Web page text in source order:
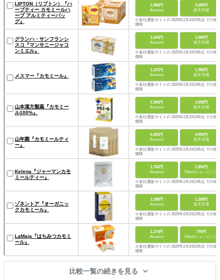
LIPTON（リプトン）『ハ
ーブティー カモミールハ
ーブ アルミティーバッ
グ』
2,450円
Amazon
3,289円
楽天市場
※各社通販サイトの 2025年2月24日時点 での税
価格
グランハ・サンフランシ
スコ『マンサニージャコ
ンミエル』
1,620円
Amazon
1,080円
楽天市場
※各社通販サイトの 2025年2月24日時点 での税
価格
メスマー『カモミール』
1,137円
Amazon
1,395円
楽天市場
※各社通販サイトの 2025年2月24日時点 での税
価格
山本漢方製薬『カモミー
ル100%』
2,380円
Amazon
1,058円
楽天市場
※各社通販サイトの 2025年2月24日時点 での税
価格
山年園『カモミールティ
ー』
8,400円
Amazon
4,900円
楽天市場
※各社通販サイトの 2025年2月24日時点 での税
価格
Kelena『ジャーマンカモ
ミールティー』
1,750円
Amazon
1,850円
Yahoo!ショッピング
※各社通販サイトの 2025年2月24日時点 での税
価格
ゾネントア『オーガニッ
クカモミール』
1,188円
Amazon
1,188円
楽天市場
※各社通販サイトの 2025年2月24日時点 での税
価格
LaMaja『はちみつカモミ
ール』
1,274円
Amazon
756円
Yahoo!ショッピング
※各社通販サイトの 2025年2月24日時点 での税
価格
比較一覧の続きを見る